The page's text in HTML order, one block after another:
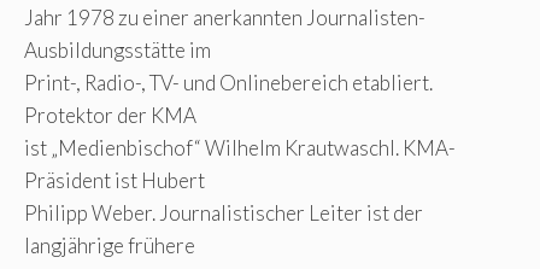
Jahr 1978 zu einer anerkannten Journalisten-
Ausbildungsstätte im
Print-, Radio-, TV- und Onlinebereich etabliert.
Protektor der KMA
ist „Medienbischof“ Wilhelm Krautwaschl. KMA-
Präsident ist Hubert
Philipp Weber. Journalistischer Leiter ist der
langjährige frühere